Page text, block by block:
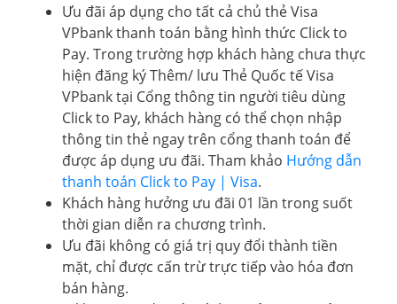
Ưu đãi áp dụng cho tất cả chủ thẻ Visa
VPbank thanh toán bằng hình thức Click to
Pay. Trong trường hợp khách hàng chưa thực
hiện đăng ký Thêm/ lưu Thẻ Quốc tế Visa
VPbank tại Cổng thông tin người tiêu dùng
Click to Pay, khách hàng có thể chọn nhập
thông tin thẻ ngay trên cổng thanh toán để
được áp dụng ưu đãi. Tham khảo Hướng dẫn
thanh toán Click to Pay | Visa.
Khách hàng hưởng ưu đãi 01 lần trong suốt
thời gian diễn ra chương trình.
Ưu đãi không có giá trị quy đổi thành tiền
mặt, chỉ được cấn trừ trực tiếp vào hóa đơn
bán hàng.